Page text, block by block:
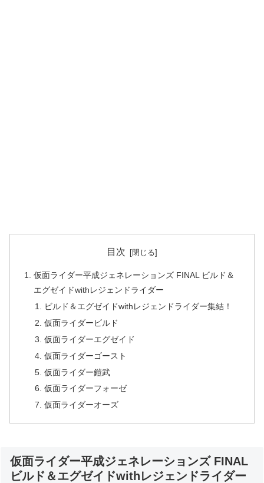
目次
仮面ライダー平成ジェネレーションズ FINAL ビルド＆
エグゼイドwithレジェンドライダー
ビルド＆エグゼイドwithレジェンドライダー集結！
仮面ライダービルド
仮面ライダーエグゼイド
仮面ライダーゴースト
仮面ライダー鎧武
仮面ライダーフォーゼ
仮面ライダーオーズ
仮面ライダー平成ジェネレーションズ FINAL
ビルド＆エグゼイドwithレジェンドライダー